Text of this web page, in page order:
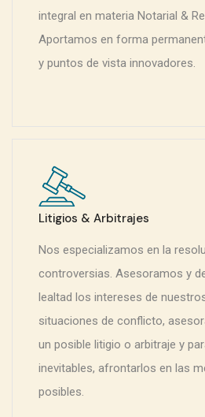
integral en materia Notarial &
Aportamos en forma
y puntos de vista innovadores.
Litigios & Arbitrajes
Nos especializamos en la
controversias. Asesoramos y
lealtad los intereses de
situaciones de conflicto,
un posible litigio o arbitraje y
inevitables, afrontarlos en las
posibles.